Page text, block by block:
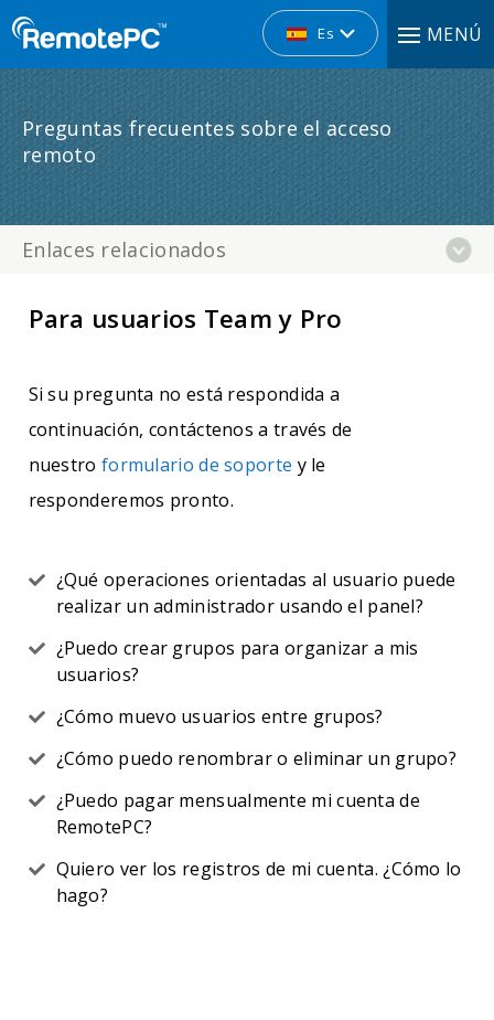
Es MENÚ
Preguntas frecuentes sobre el acceso
remoto
Enlaces relacionados
Para usuarios Team y Pro
Si su pregunta no está respondida a
continuación, contáctenos a través de
nuestro formulario de soporte y le
responderemos pronto.
¿Qué operaciones orientadas al usuario puede
realizar un administrador usando el panel?
¿Puedo crear grupos para organizar a mis
usuarios?
¿Cómo muevo usuarios entre grupos?
¿Cómo puedo renombrar o eliminar un grupo?
¿Puedo pagar mensualmente mi cuenta de
RemotePC?
Quiero ver los registros de mi cuenta. ¿Cómo lo
hago?